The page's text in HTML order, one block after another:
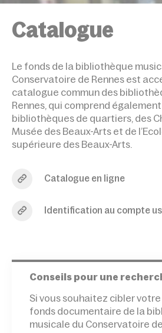
FONDS FRANZ TOURNIER
Catalogue
Le fonds de la bibliothèque
Conservatoire de Rennes est
catalogue commun des
Rennes, qui comprend
bibliothèques de quartiers, des
Musée des Beaux-Arts et de
supérieure des Beaux-Arts.
Catalogue en ligne
Identification au compte
Conseils pour une
Si vous souhaitez cibler
fonds documentaire de la
musicale du Conservatoire de